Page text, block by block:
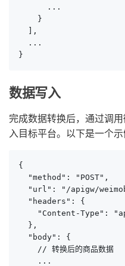
      ...
    }
  ],
  ...
}
数据写入
完成数据转换后，通过调
入目标平台。以下是一个示
{
  "method": "POST",
"url": "/apigw/
  "headers": {
"Content-Type":
  },
  "body": {
    // 转换后的商品数据
    ...